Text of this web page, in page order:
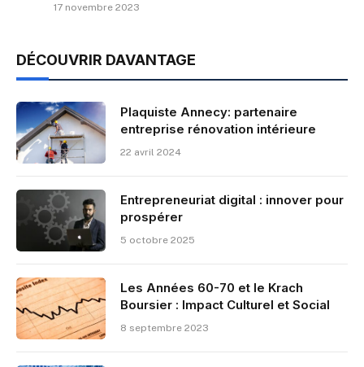
17 novembre 2023
DÉCOUVRIR DAVANTAGE
Plaquiste Annecy: partenaire
entreprise rénovation intérieure
22 avril 2024
Entrepreneuriat digital : innover pour
prospérer
5 octobre 2025
Les Années 60-70 et le Krach
Boursier : Impact Culturel et Social
8 septembre 2023